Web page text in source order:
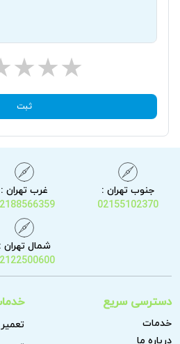
ثبت
جنوب تهران :
02155102370
غرب تهران :
شمال تهران :
دسترسی سریع
خدمات
درباره ما